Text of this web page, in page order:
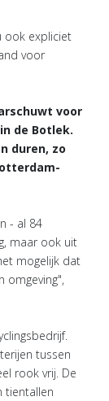
ook expliciet
voor
voor
de Botlek.
duren, zo
- al 84
maar ook uit
mogelijk dat
omgeving",
tussen
rook vrij. De
tientallen